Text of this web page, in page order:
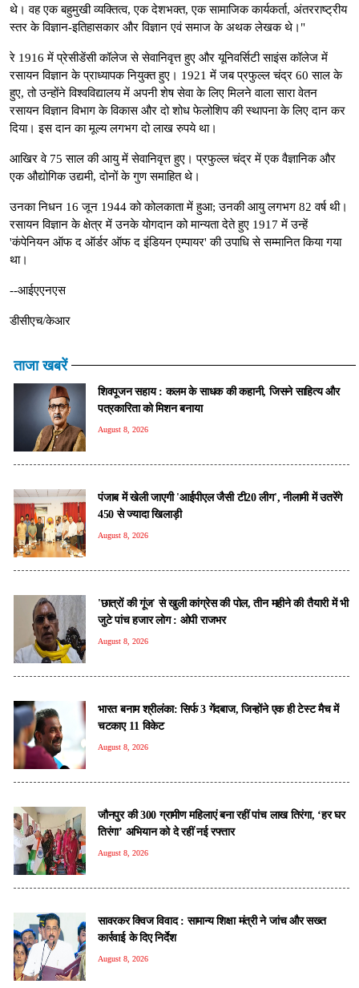
थे। वह एक बहुमुखी व्यक्तित्व, एक देशभक्त, एक सामाजिक कार्यकर्ता, अंतरराष्ट्रीय
स्तर के विज्ञान-इतिहासकार और विज्ञान एवं समाज के अथक लेखक थे।"
रे 1916 में प्रेसीडेंसी कॉलेज से सेवानिवृत्त हुए और यूनिवर्सिटी साइंस कॉलेज में
रसायन विज्ञान के प्राध्यापक नियुक्त हुए। 1921 में जब प्रफुल्ल चंद्र 60 साल के
हुए, तो उन्होंने विश्वविद्यालय में अपनी शेष सेवा के लिए मिलने वाला सारा वेतन
रसायन विज्ञान विभाग के विकास और दो शोध फेलोशिप की स्थापना के लिए दान कर
दिया। इस दान का मूल्य लगभग दो लाख रुपये था।
आखिर वे 75 साल की आयु में सेवानिवृत्त हुए। प्रफुल्ल चंद्र में एक वैज्ञानिक और
एक औद्योगिक उद्यमी, दोनों के गुण समाहित थे।
उनका निधन 16 जून 1944 को कोलकाता में हुआ; उनकी आयु लगभग 82 वर्ष थी।
रसायन विज्ञान के क्षेत्र में उनके योगदान को मान्यता देते हुए 1917 में उन्हें
'कंपेनियन ऑफ द ऑर्डर ऑफ द इंडियन एम्पायर' की उपाधि से सम्मानित किया गया
था।
--आईएएनएस
डीसीएच/केआर
ताजा खबरें
शिवपूजन सहाय : कलम के साधक की कहानी, जिसने साहित्य और
पत्रकारिता को मिशन बनाया
August 8, 2026
पंजाब में खेली जाएगी 'आईपीएल जैसी टी20 लीग', नीलामी में उतरेंगे
450 से ज्यादा खिलाड़ी
August 8, 2026
'छात्रों की गूंज' से खुली कांग्रेस की पोल, तीन महीने की तैयारी में भी
जुटे पांच हजार लोग : ओपी राजभर
August 8, 2026
भारत बनाम श्रीलंका: सिर्फ 3 गेंदबाज, जिन्होंने एक ही टेस्ट मैच में
चटकाए 11 विकेट
August 8, 2026
जौनपुर की 300 ग्रामीण महिलाएं बना रहीं पांच लाख तिरंगा, ‘हर घर
तिरंगा’ अभियान को दे रहीं नई रफ्तार
August 8, 2026
सावरकर क्विज विवाद : सामान्य शिक्षा मंत्री ने जांच और सख्त
कार्रवाई के दिए निर्देश
August 8, 2026